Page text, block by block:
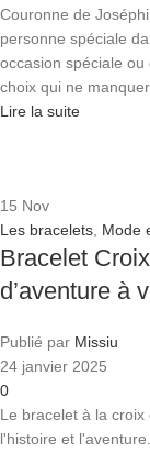
Couronne de
personne spéciale
occasion spéciale
choix qui ne
Lire la suite
15 Nov
Les bracelets Mode
Bracelet
d’aventure à
Publié par Missiu
24 janvier 2025
0
Le bracelet à la
l'histoire et